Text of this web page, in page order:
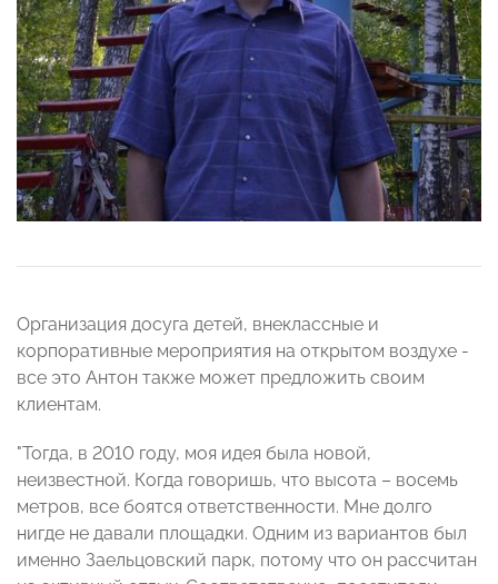
Организация досуга детей, внеклассные и
корпоративные мероприятия на открытом воздухе -
все это Антон также может предложить своим
клиентам.
"Тогда, в 2010 году, моя идея была новой,
неизвестной. Когда говоришь, что высота – восемь
метров, все боятся ответственности. Мне долго
нигде не давали площадки. Одним из вариантов был
именно Заельцовский парк, потому что он рассчитан